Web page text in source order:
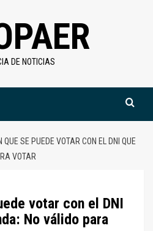
DE NOTICIAS
SE PUEDE VOTAR CON EL DNI QUE
VOTAR
votar con el DNI
No válido para